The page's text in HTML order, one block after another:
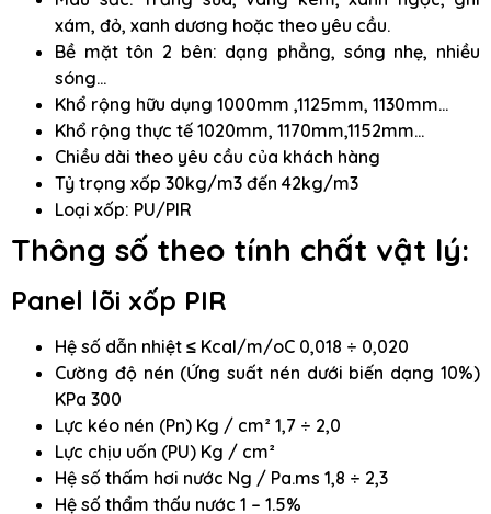
xám, đỏ, xanh dương hoặc theo yêu cầu.
Bề mặt tôn 2 bên: dạng phẳng, sóng nhẹ, nhiều
sóng…
Khổ rộng hữu dụng 1000mm ,1125mm, 1130mm…
Khổ rộng thực tế 1020mm, 1170mm,1152mm…
Chiều dài theo yêu cầu của khách hàng
Tỷ trọng xốp 30kg/m3 đến 42kg/m3
Loại xốp: PU/PIR
Thông số theo tính chất vật lý:
Panel lõi xốp PIR
Hệ số dẫn nhiệt ≤ Kcal/m/oC 0,018 ÷ 0,020
Cường độ nén (Ứng suất nén dưới biến dạng 10%)
KPa 300
Lực kéo nén (Pn) Kg / cm² 1,7 ÷ 2,0
Lực chịu uốn (PU) Kg / cm²
Hệ số thấm hơi nước Ng / Pa.ms 1,8 ÷ 2,3
Hệ số thẩm thấu nước 1 – 1.5%